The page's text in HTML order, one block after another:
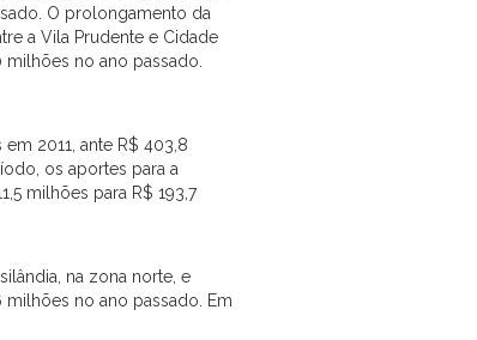
O prolongamento da
a Vila Prudente e Cidade
no ano passado.
2011, ante R$ 403,8
os aportes para a
milhões para R$ 193,7
na zona norte, e
milhões no ano passado. Em